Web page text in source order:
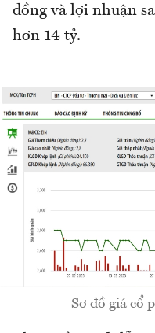
đồng và lợi nhuận
hơn 14 tỷ.
Sơ đồ giá cổ